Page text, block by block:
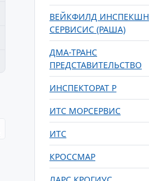
ВЕЙКФИЛД ИНСПЕКШН
СЕРВИСИС (РАША)
ДМА-ТРАНС
ПРЕДСТАВИТЕЛЬСТВО
ИНСПЕКТОРАТ Р
ИТС МОРСЕРВИС
ИТС
КРОССМАР